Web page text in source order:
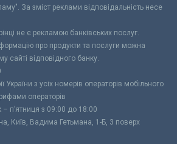
За зміст реклами відповідальність несе
не є рекламою банківських послуг.
про продукти та послуги можна
сайті відповідного банку.
України з усіх номерів операторів мобільного
операторів
– п’ятниця з 09:00 до 18:00
Київ, Вадима Гетьмана, 1-Б, 3 поверх